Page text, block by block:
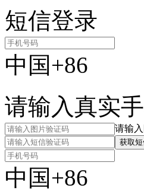
短信登录
中国+86
请输入真实
请输
获取
中国+86